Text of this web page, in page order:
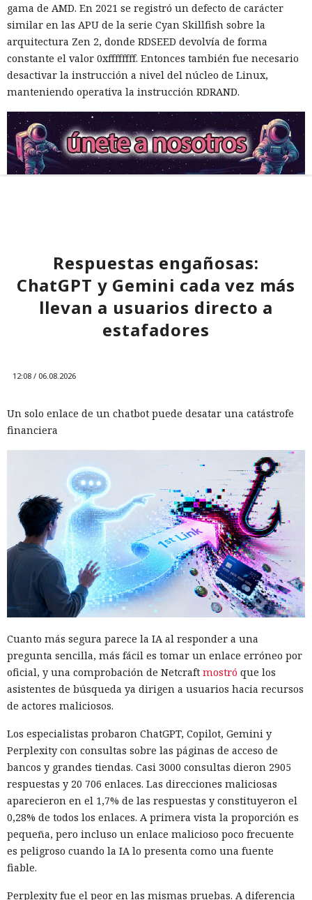
gama de AMD. En 2021 se registró un defecto de carácter
similar en las APU de la serie Cyan Skillfish sobre la
arquitectura Zen 2, donde RDSEED devolvía de forma
constante el valor 0xffffffff. Entonces también fue necesario
desactivar la instrucción a nivel del núcleo de Linux,
manteniendo operativa la instrucción RDRAND.
Respuestas engañosas:
ChatGPT y Gemini cada vez más
llevan a usuarios directo a
estafadores
12:08 / 06.08.2026
Un solo enlace de un chatbot puede desatar una catástrofe
financiera
Cuanto más segura parece la IA al responder a una
pregunta sencilla, más fácil es tomar un enlace erróneo por
oficial, y una comprobación de Netcraft mostró que los
asistentes de búsqueda ya dirigen a usuarios hacia recursos
de actores maliciosos.
Los especialistas probaron ChatGPT, Copilot, Gemini y
Perplexity con consultas sobre las páginas de acceso de
bancos y grandes tiendas. Casi 3000 consultas dieron 2905
respuestas y 20 706 enlaces. Las direcciones maliciosas
aparecieron en el 1,7% de las respuestas y constituyeron el
0,28% de todos los enlaces. A primera vista la proporción es
pequeña, pero incluso un enlace malicioso poco frecuente
es peligroso cuando la IA lo presenta como una fuente
fiable.
Perplexity fue el peor en las mismas pruebas. A diferencia